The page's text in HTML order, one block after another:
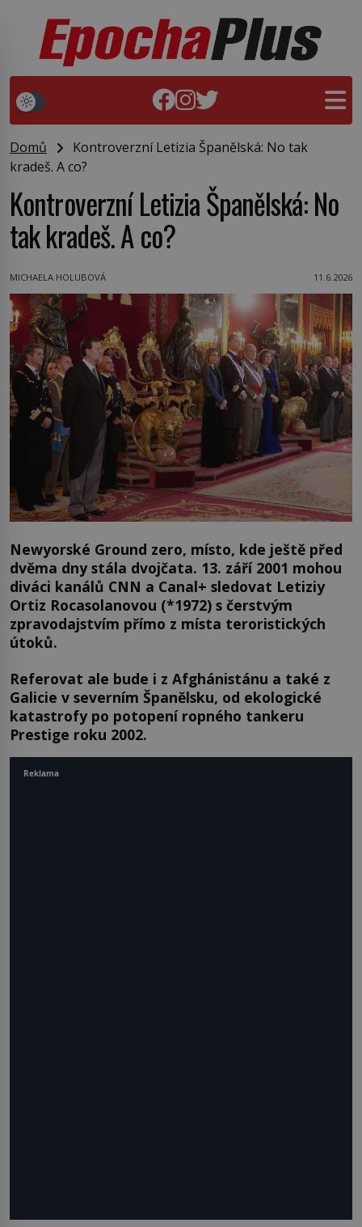
Domů
Kontroverzní Letizia Španělská: No tak
kradeš. A co?
Kontroverzní Letizia Španělská: No
tak kradeš. A co?
MICHAELA HOLUBOVÁ 11.6.2026
Newyorské Ground zero, místo, kde ještě před
dvěma dny stála dvojčata. 13. září 2001 mohou
diváci kanálů CNN a Canal+ sledovat Letiziy
Ortiz Rocasolanovou (*1972) s čerstvým
zpravodajstvím přímo z místa teroristických
útoků.
Referovat ale bude i z Afghánistánu a také z
Galicie v severním Španělsku, od ekologické
katastrofy po potopení ropného tankeru
Prestige roku 2002.
Reklama